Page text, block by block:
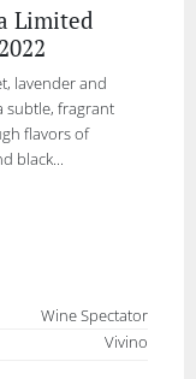
Limited
lavender and
subtle, fragrant
flavors of
black...
Wine Spectator
Vivino